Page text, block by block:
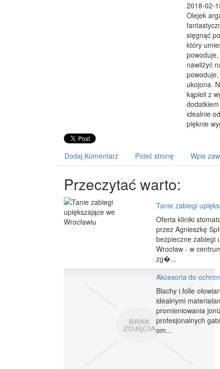
2018-02-
Olejek
sięgnąć
który
nawilżyć
ukojona.
kąpieli z
idealnie
pięknie
Dodaj Komentarz Poleć stronę Wpis
Przeczytać warto:
Tanie zabiegi
Oferta kliniki
przez Agnieszkę
bezpieczne zabiegi
Wrocław - w
zg�...
Akcesoria do
Blachy i folie
idealnymi
promieniowania
profesjonalnych
om...